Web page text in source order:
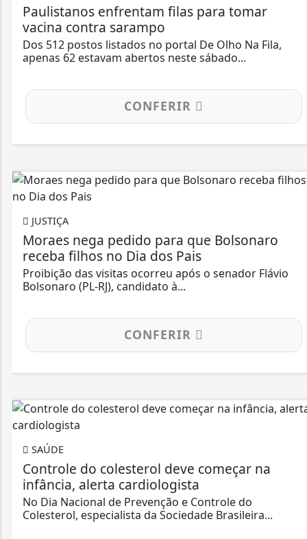
Paulistanos enfrentam filas para tomar
vacina contra sarampo
Dos 512 postos listados no portal De Olho Na Fila,
apenas 62 estavam abertos neste sábado...
CONFERIR
JUSTIÇA
Moraes nega pedido para que Bolsonaro
receba filhos no Dia dos Pais
Proibição das visitas ocorreu após o senador Flávio
Bolsonaro (PL-RJ), candidato à...
CONFERIR
SAÚDE
Controle do colesterol deve começar na
infância, alerta cardiologista
No Dia Nacional de Prevenção e Controle do
Colesterol, especialista da Sociedade Brasileira...